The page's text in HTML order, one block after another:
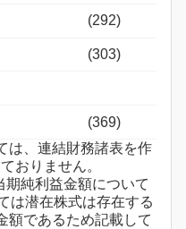
(292)
(303)
(369)
は、連結財務諸表を作
おりません。
期純利益金額について
は潜在株式は存在する
額であるため記載して